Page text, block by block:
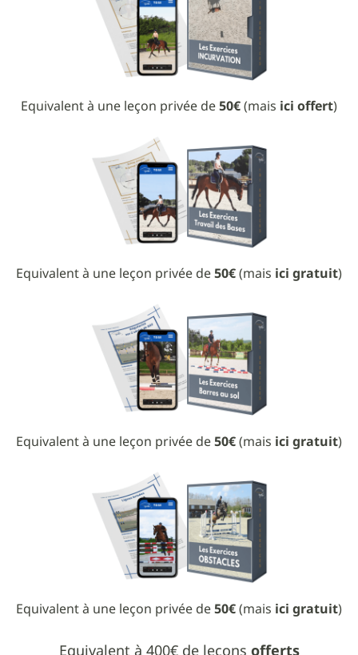
Equivalent à une leçon privée de50€(mais ici offert)
Equivalent à une leçon privée de50€(mais ici gratuit)
Equivalent à une leçon privée de50€(mais ici gratuit)
Equivalent à une leçon privée de50€(mais ici gratuit)
Equivalent à 400€ de leçons offerts